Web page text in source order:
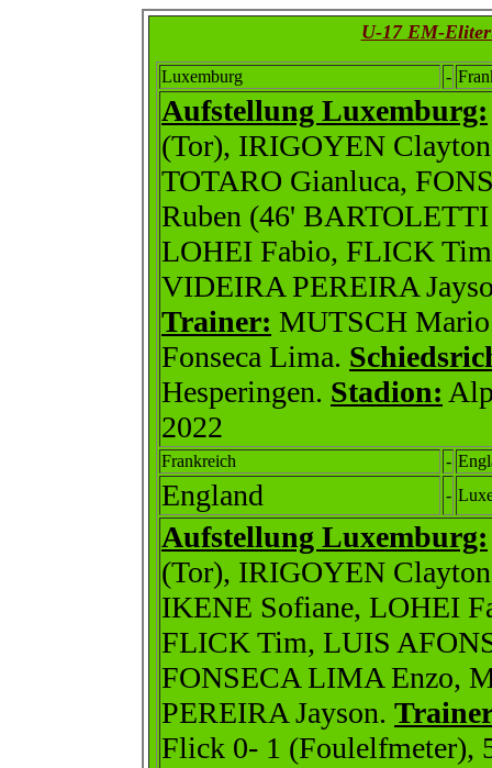
U-17 EM-
Luxemburg -
Aufstellung Luxemburg:
(Tor), IRIGOYEN
TOTARO Gianluca,
Ruben (46'
LOHEI Fabio, FLICK
VIDEIRA PEREIRA
Trainer: MUTSCH
Fonseca Lima.
Hesperingen. Stadion:
2022
Frankreich -
England -
Aufstellung Luxemburg:
(Tor), IRIGOYEN
IKENE Sofiane, LOHEI
FLICK Tim, LUIS
FONSECA LIMA Enzo,
PEREIRA Jayson.
Flick 0- 1 (Foulelfmeter),